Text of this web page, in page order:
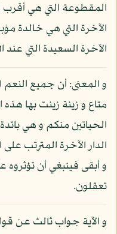
المقطوعة التي هي أقرب
الآخرة التي هي خالدة
الآخرة السعيدة التي عند
و المعنى: أن جميع النعم
متاع و زينة زينت بها هذه
الحياتين منكم و هي
الدار الآخرة المترتب على
و أبقى فينبغي أن تؤثروه
تعقلون.
و الآية جواب ثالث عن